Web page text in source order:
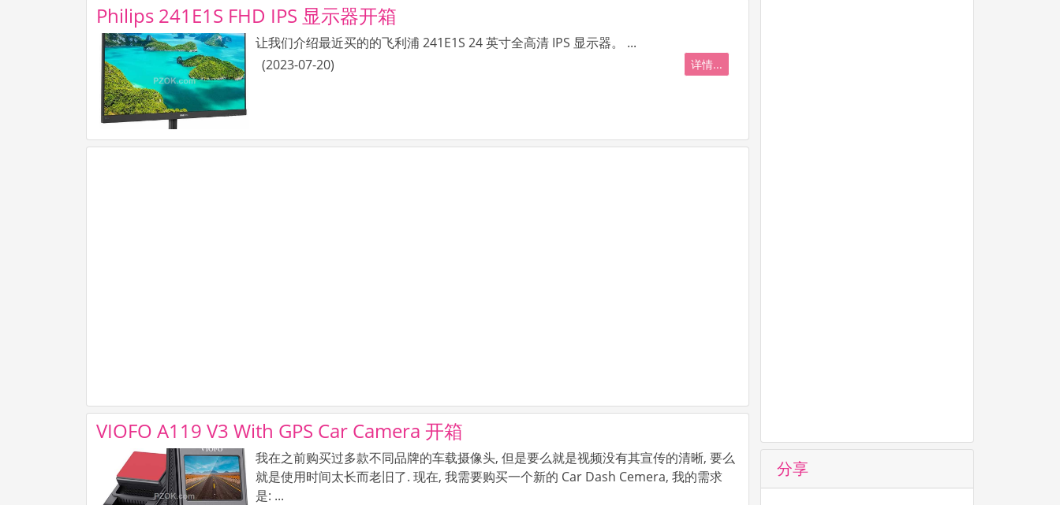
Philips 241E1S FHD IPS 显示器开箱
让我们介绍最近买的的飞利浦 241E1S 24 英寸全高清 IPS 显示器。 ...
(2023-07-20) 详情...
VIOFO A119 V3 With GPS Car Camera 开箱
我在之前购买过多款不同品牌的车载摄像头, 但是要么就是视频没有其宣传的清晰, 要么
就是使用时间太长而老旧了. 现在, 我需要购买一个新的 Car Dash Cemera, 我的需求
是: ...
分享